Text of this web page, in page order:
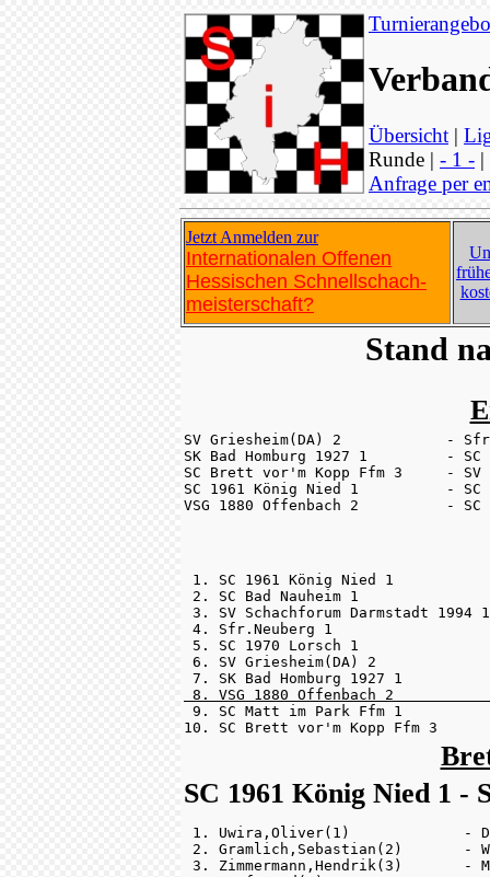
Übersicht |
Runde | - 1 - |
Anfrage per
Jetzt Anmelden zur
Internationalen Offenen
Hessischen Schnellschach-
meisterschaft?
Stand
SV Griesheim(DA) 2            -
SK Bad Homburg 1927 1         -
SC Brett vor'm Kopp Ffm 3     - SV
SC 1961 König Nied 1          -
VSG 1880 Offenbach 2          -
1. SC 1961 König Nied 1
2. SC Bad Nauheim 1
3. SV Schachforum Darmstadt
4. Sfr.Neuberg 1
5. SC 1970 Lorsch 1
6. SV Griesheim(DA) 2
8. VSG 1880 Offenbach 2
9. SC Matt im Park Ffm 1
10. SC Brett vor'm Kopp Ffm 3
SC 1961 König Nied 1 -
1. Uwira,Oliver(1)             -
2. Gramlich,Sebastian(2)
3. Zimmermann,Hendrik(3)